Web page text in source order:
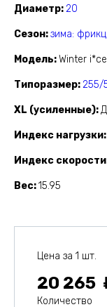
Диаметр 20
Сезон зима: фрикц.
Модель Winter
Типоразмер 255/
XL (усиленные)
Индекс нагрузки
Индекс скорости
Вес 15.95
Цена за 1 шт.
20 265
Количество